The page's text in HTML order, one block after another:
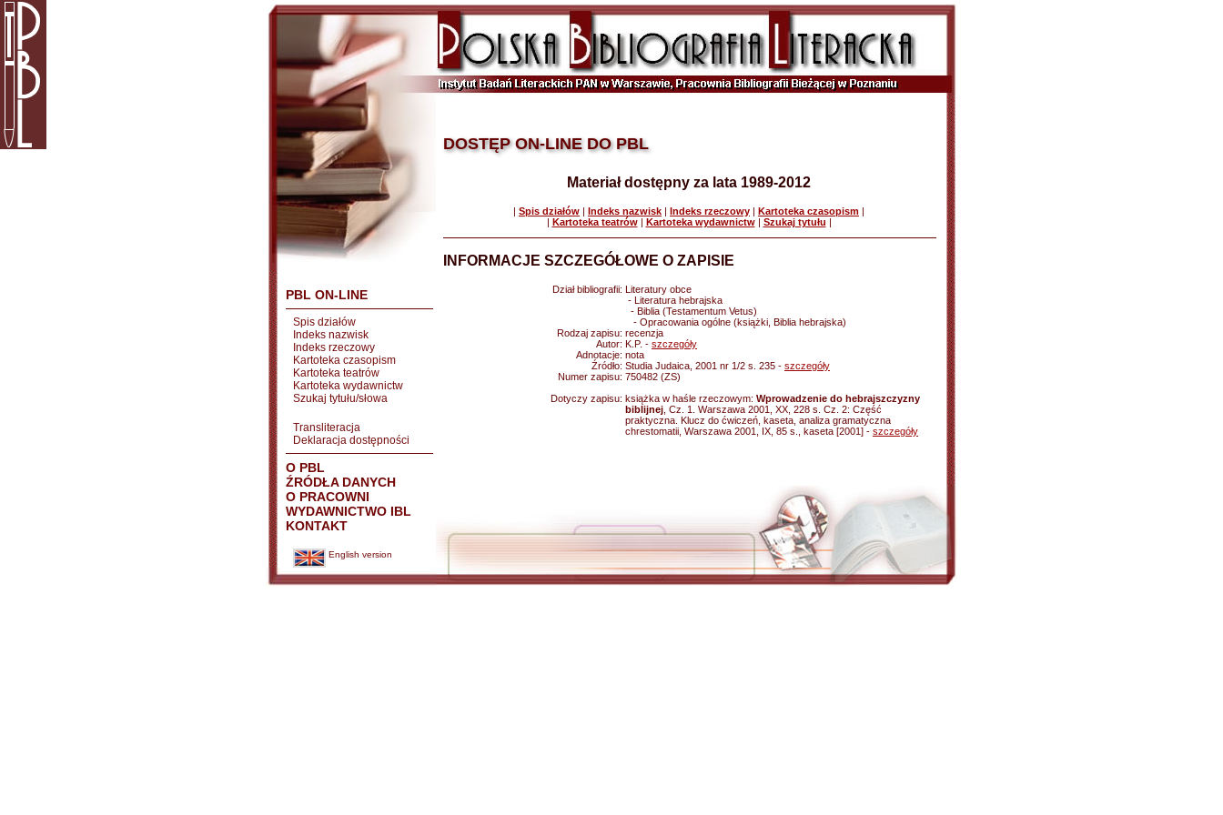
PBL ON-LINE
Spis działów
Indeks nazwisk
Indeks rzeczowy
Kartoteka czasopism
Kartoteka teatrów
Kartoteka wydawnictw
Szukaj tytułu/słowa
Transliteracja
Deklaracja dostępności
O PBL
ŹRÓDŁA DANYCH
O PRACOWNI
WYDAWNICTWO IBL
KONTAKT
English version
DOSTĘP ON-LINE DO PBL
Materiał dostępny za lata 1989-2012
| Spis działów | Indeks nazwisk | Indeks rzeczowy | Kartoteka czasopism |
| Kartoteka teatrów| Kartoteka wydawnictw| Szukaj tytułu |
INFORMACJE SZCZEGÓŁOWE O ZAPISIE
Dział bibliografii: Literatury obce
- Literatura hebrajska
- Biblia (Testamentum Vetus)
- Opracowania ogólne (książki, Biblia hebrajska)
Rodzaj zapisu: recenzja
Autor: K.P. - szczegóły
Adnotacje: nota
Źródło: Studia Judaica, 2001 nr 1/2 s. 235 - szczegóły
Numer zapisu: 750482 (ZS)
Dotyczy zapisu: książka w haśle rzeczowym: Wprowadzenie do hebrajszczyzny
biblijnej , Cz. 1. Warszawa 2001, XX, 228 s. Cz. 2: Część
praktyczna. Klucz do ćwiczeń, kaseta, analiza gramatyczna
chrestomatii, Warszawa 2001, IX, 85 s., kaseta [2001] - szczegóły